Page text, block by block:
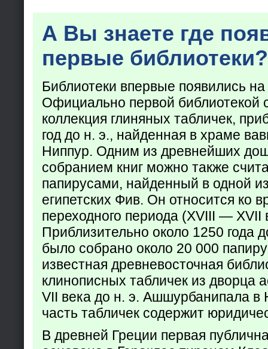
А Вы знаете где
первые библиотеки?
Библиотеки впервые появились
Официально первой библиотекой
коллекция глиняных табличек,
год до н. э., найденная в храме
Ниппур. Одним из древнейших
собранием книг можно также
папирусами, найденный в одной
египетских Фив. Он относится ко
переходного периода (XVIII — XVII
Приблизительно около 1250 года
было собрано около 20 000
известная древневосточная
клинописных табличек из дворца
VII века до н. э. Ашшурбанипала в
часть табличек содержит
В древней Греции первая